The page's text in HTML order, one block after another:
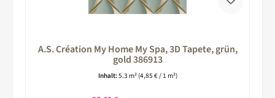
A.S. Création My Home My Spa, 3D Tapete, grün,
gold 386913
Inhalt:5.3 m² (4,85 € / 1 m²)